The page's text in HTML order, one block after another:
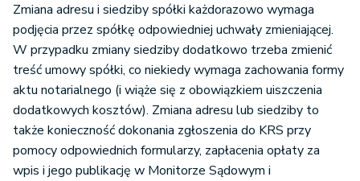
Zmiana adresu i siedziby spółki każdorazowo wymaga
podjęcia przez spółkę odpowiedniej uchwały zmieniającej.
W przypadku zmiany siedziby dodatkowo trzeba zmienić
treść umowy spółki, co niekiedy wymaga zachowania formy
aktu notarialnego (i wiąże się z obowiązkiem uiszczenia
dodatkowych kosztów). Zmiana adresu lub siedziby to
także konieczność dokonania zgłoszenia do KRS przy
pomocy odpowiednich formularzy, zapłacenia opłaty za
wpis i jego publikację w Monitorze Sądowym i